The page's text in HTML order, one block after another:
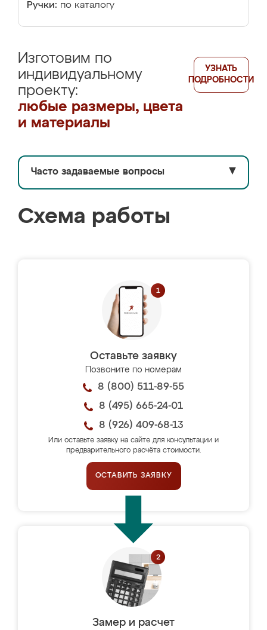
Ручки: по каталогу
Изготовим по
индивидуальному
проекту:
любые размеры, цвета
и материалы
УЗНАТЬ
ПОДРОБНОСТИ
Часто задаваемые вопросы ▼
Схема работы
Оставьте заявку
Позвоните по номерам
8 (800) 511-89-55
8 (495) 665-24-01
8 (926) 409-68-13
Или оставьте заявку на сайте для консультации и
предварительного расчёта стоимости.
ОСТАВИТЬ ЗАЯВКУ
Замер и расчет